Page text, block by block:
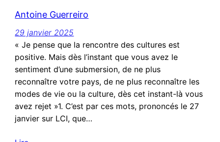
Antoine Guerreiro
29 janvier 2025
« Je pense que la rencontre des cultures est
positive. Mais dès l’instant que vous avez le
sentiment d’une submersion, de ne plus
reconnaître votre pays, de ne plus reconnaître les
modes de vie ou la culture, dès cet instant-là vous
avez rejet »1. C’est par ces mots, prononcés le 27
janvier sur LCI, que…